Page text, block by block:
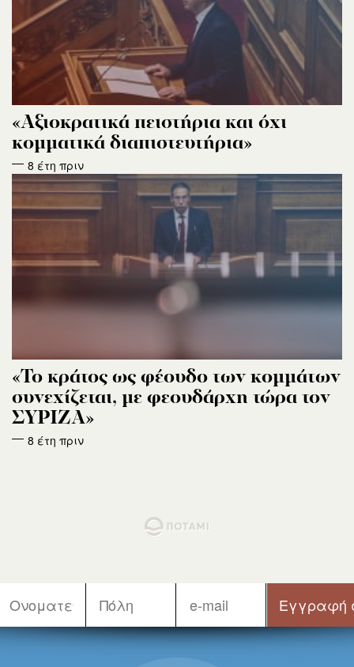
«Αξιοκρατικά πειστήρια και όχι
κομματικά διαπιστευτήρια»
8 έτη πριν
«Το κράτος ως φέουδο των κομμάτων
συνεχίζεται, με φεουδάρχη τώρα τον
ΣΥΡΙΖΑ»
8 έτη πριν